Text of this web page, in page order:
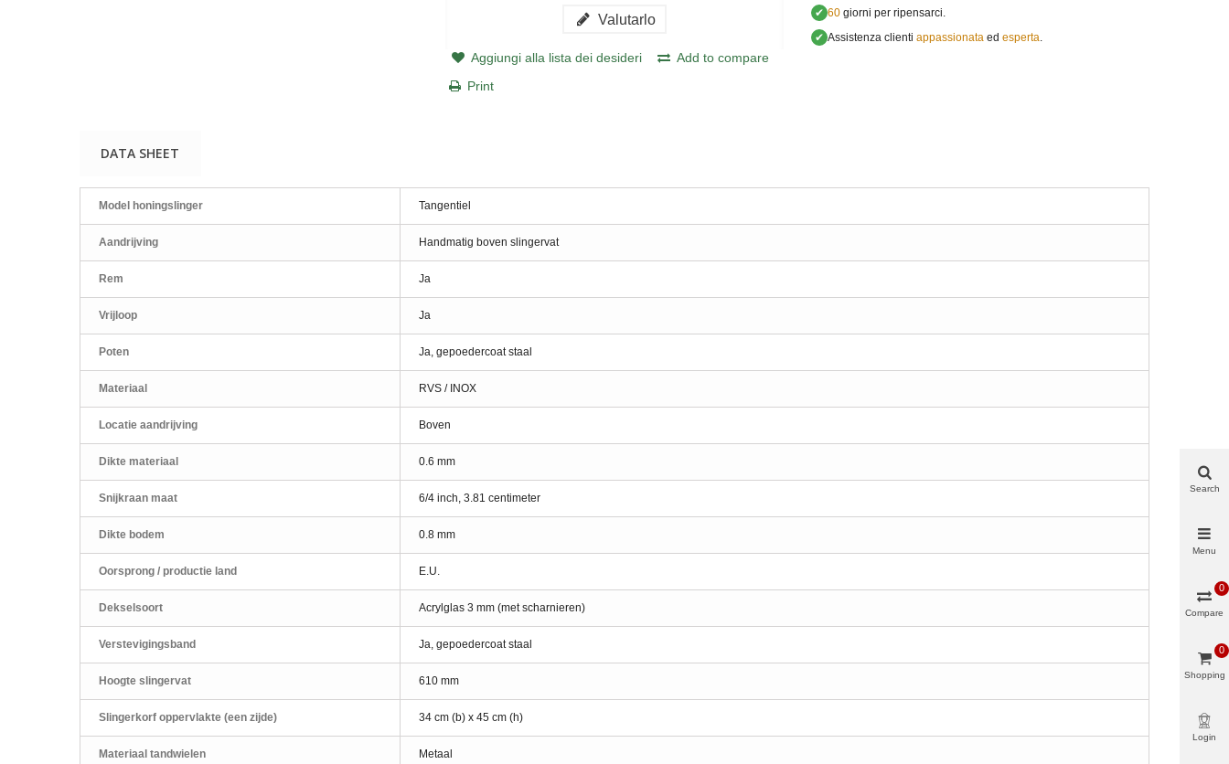
Valutarlo
Aggiungi alla lista dei desideri
Add to compare
Print
✔ 60giorni per ripensarci.
✔ Assistenza clienti appassionataed esperta.
DATA SHEET
Model honingslinger Tangentiel
Aandrijving Handmatig boven slingervat
Rem Ja
Vrijloop Ja
Poten Ja, gepoedercoat staal
Materiaal RVS / INOX
Locatie aandrijving Boven
Dikte materiaal 0.6 mm
Snijkraan maat 6/4 inch, 3.81 centimeter
Dikte bodem 0.8 mm
Oorsprong / productie land E.U.
Dekselsoort Acrylglas 3 mm (met scharnieren)
Verstevigingsband Ja, gepoedercoat staal
Hoogte slingervat 610 mm
Slingerkorf oppervlakte (een zijde) 34 cm (b) x 45 cm (h)
Materiaal tandwielen Metaal
Search
Menu
Compare
0
Shopping
0
Login